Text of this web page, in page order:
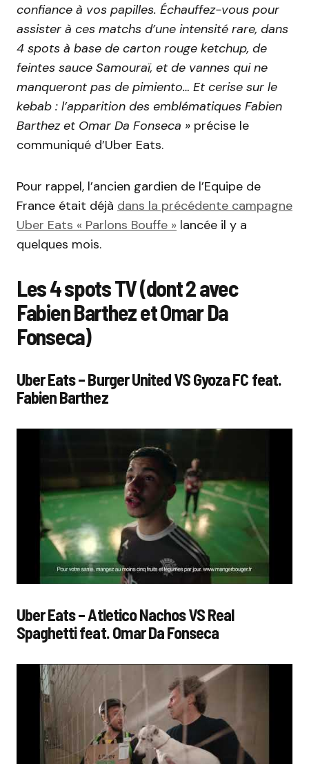
confiance à vos papilles. Échauffez-vous pour
assister à ces matchs d’une intensité rare, dans
4 spots à base de carton rouge ketchup, de
feintes sauce Samouraï, et de vannes qui ne
manqueront pas de pimiento… Et cerise sur le
kebab : l’apparition des emblématiques Fabien
Barthez et Omar Da Fonseca » précise le
communiqué d’Uber Eats.
Pour rappel, l’ancien gardien de l’Equipe de
France était déjà dans la précédente campagne
Uber Eats « Parlons Bouffe » lancée il y a
quelques mois.
Les 4 spots TV (dont 2 avec
Fabien Barthez et Omar Da
Fonseca)
Uber Eats – Burger United VS Gyoza FC feat.
Fabien Barthez
Uber Eats – Atletico Nachos VS Real
Spaghetti feat. Omar Da Fonseca